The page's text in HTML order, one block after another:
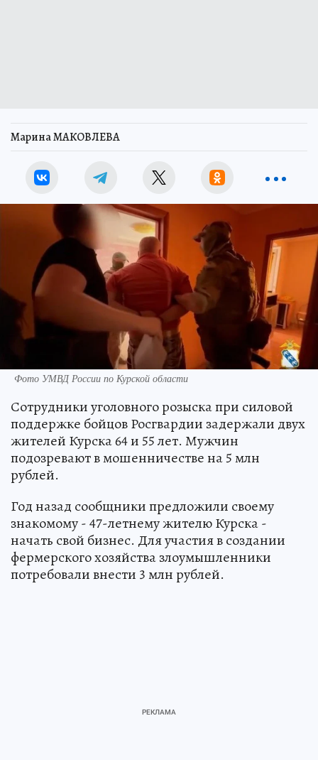
Марина МАКОВЛЕВА
Фото УМВД России по Курской области
Сотрудники уголовного розыска при силовой
поддержке бойцов Росгвардии задержали двух
жителей Курска 64 и 55 лет. Мужчин
подозревают в мошенничестве на 5 млн
рублей.
Год назад сообщники предложили своему
знакомому - 47-летнему жителю Курска -
начать свой бизнес. Для участия в создании
фермерского хозяйства злоумышленники
потребовали внести 3 млн рублей.